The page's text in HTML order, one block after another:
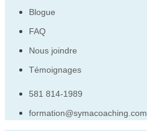
Blogue
FAQ
Nous joindre
Témoignages
581 814-1989
formation@symacoaching.com